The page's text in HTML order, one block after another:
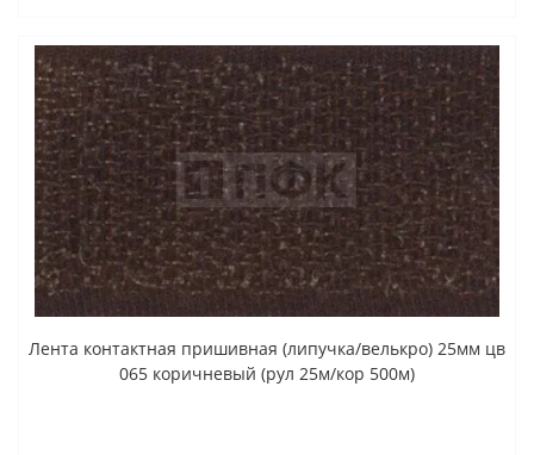
Лента контактная пришивная (липучка/велькро) 25мм цв
065 коричневый (рул 25м/кор 500м)